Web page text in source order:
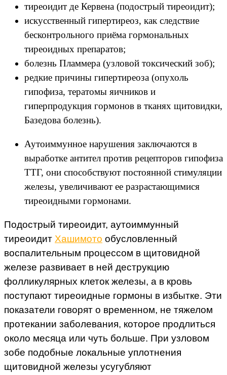
тиреоидит де Кервена (подострый тиреоидит);
искусственный гипертиреоз, как следствие
бесконтрольного приёма гормональных
тиреоидных препаратов;
болезнь Пламмера (узловой токсический зоб);
редкие причины гипертиреоза (опухоль
гипофиза, тератомы яичников и
гиперпродукция гормонов в тканях щитовидки,
Базедова болезнь).
Аутоиммунное нарушения заключаются в
выработке антител против рецепторов гипофиза
ТТГ, они способствуют постоянной стимуляции
железы, увеличивают ее разрастающимися
тиреоидными гормонами.
Подострый тиреоидит, аутоиммунный
тиреоидит Хашимото обусловленный
воспалительным процессом в щитовидной
железе развивает в ней деструкцию
фолликулярных клеток железы, а в кровь
поступают тиреоидные гормоны в избытке. Эти
показатели говорят о временном, не тяжелом
протекании заболевания, которое продлиться
около месяца или чуть больше. При узловом
зобе подобные локальные уплотнения
щитовидной железы усугубляют